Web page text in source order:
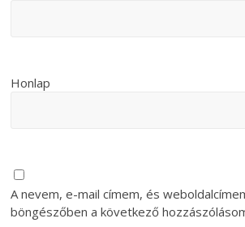
Honlap
A nevem, e-mail címem, és
böngészőben a következő